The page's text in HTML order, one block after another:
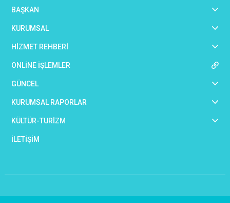
BAŞKAN
KURUMSAL
HİZMET REHBERİ
ONLİNE İŞLEMLER
GÜNCEL
KURUMSAL RAPORLAR
KÜLTÜR-TURİZM
İLETİŞİM